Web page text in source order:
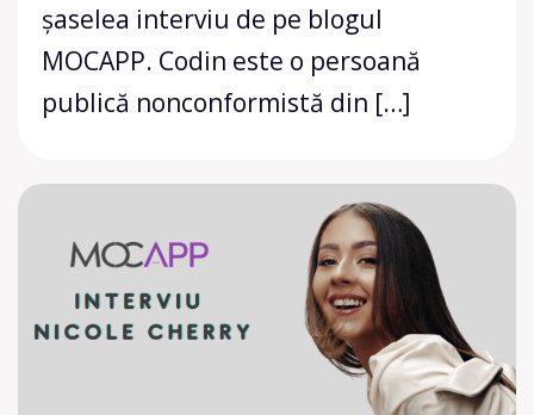
șaselea interviu de pe blogul
MOCAPP. Codin este o persoană
publică nonconformistă din […]